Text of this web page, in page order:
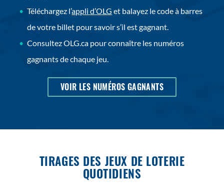
Téléchargez l’appli d’OLG et balayez le code à barres
de votre billet pour savoir s’il est gagnant.
Consultez OLG.ca pour connaître les numéros
gagnants de chaque jeu.
VOIR LES NUMÉROS GAGNANTSOUVRIR
DANS
FENÃªTRE
TIRAGES DES JEUX DE LOTERIE
QUOTIDIENS